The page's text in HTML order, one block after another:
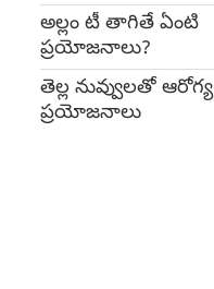
అల్లం టీ తాగితే ఏంటి
ప్రయోజనాలు?
తెల్ల నువ్వులతో ఆరోగ్య
ప్రయోజనాలు